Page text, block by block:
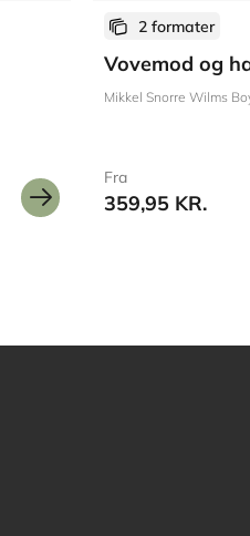
2 formater
Vovemod og
Mikkel Snorre Wilms
Fra
359,95 KR.